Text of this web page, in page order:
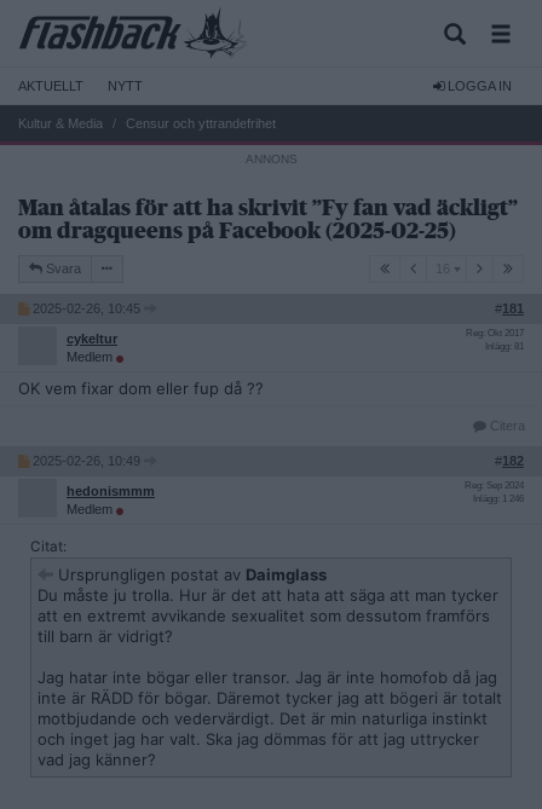
AKTUELLT NYTT LOGGA IN
Kultur & Media Censur och yttrandefrihet
Man åtalas för att ha skrivit ”Fy fan vad äckligt”
om dragqueens på Facebook (2025-02-25)
Svara
2025-02-26, 10:45 #181
cykeltur
Medlem
Reg: Okt 2017
Inlägg: 81
OK vem fixar dom eller fup då ??
Citera
2025-02-26, 10:49 #182
hedonismmm
Medlem
Reg: Sep 2024
Inlägg: 1 246
Citat:
Ursprungligen postat av Daimglass
Du måste ju trolla. Hur är det att hata att säga att man tycker
att en extremt avvikande sexualitet som dessutom framförs
till barn är vidrigt?
Jag hatar inte bögar eller transor. Jag är inte homofob då jag
inte är RÄDD för bögar. Däremot tycker jag att bögeri är totalt
motbjudande och vedervärdigt. Det är min naturliga instinkt
och inget jag har valt. Ska jag dömmas för att jag uttrycker
vad jag känner?